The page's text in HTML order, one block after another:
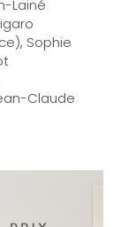
Lainé
Sophie
Claude